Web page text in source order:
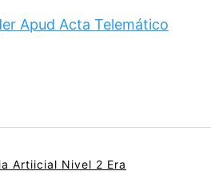
Apud Acta Telemático
Artiicial Nivel 2 Era